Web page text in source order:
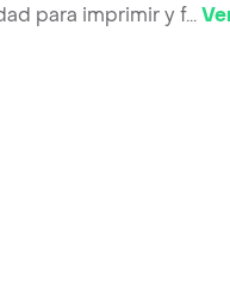
para imprimir y f...